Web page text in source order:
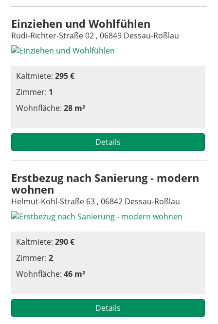
Einziehen und Wohlfühlen
Rudi-Richter-Straße 02 , 06849 Dessau-Roßlau
Kaltmiete:295 €
Zimmer: 1
Wohnfläche:28 m²
Details
Erstbezug nach Sanierung - modern
wohnen
Helmut-Kohl-Straße 63 , 06842 Dessau-Roßlau
Kaltmiete:290 €
Zimmer:2
Wohnfläche:46 m²
Details